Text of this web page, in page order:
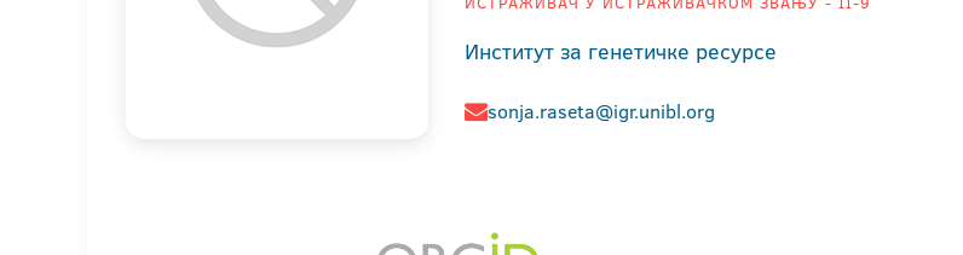
Институт за генетичке ресурсе
sonja.raseta@igr.unibl.org